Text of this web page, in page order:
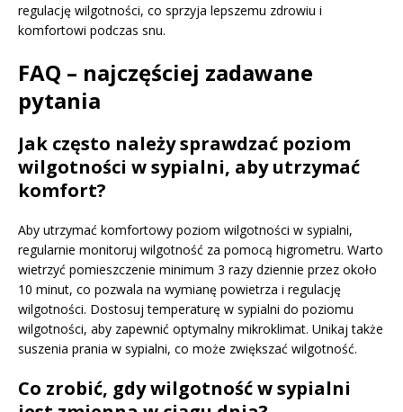
regulację wilgotności, co sprzyja lepszemu zdrowiu i
komfortowi podczas snu.
FAQ – najczęściej zadawane
pytania
Jak często należy sprawdzać poziom
wilgotności w sypialni, aby utrzymać
komfort?
Aby utrzymać komfortowy poziom wilgotności w sypialni,
regularnie monitoruj wilgotność za pomocą higrometru. Warto
wietrzyć pomieszczenie minimum 3 razy dziennie przez około
10 minut, co pozwala na wymianę powietrza i regulację
wilgotności. Dostosuj temperaturę w sypialni do poziomu
wilgotności, aby zapewnić optymalny mikroklimat. Unikaj także
suszenia prania w sypialni, co może zwiększać wilgotność.
Co zrobić, gdy wilgotność w sypialni